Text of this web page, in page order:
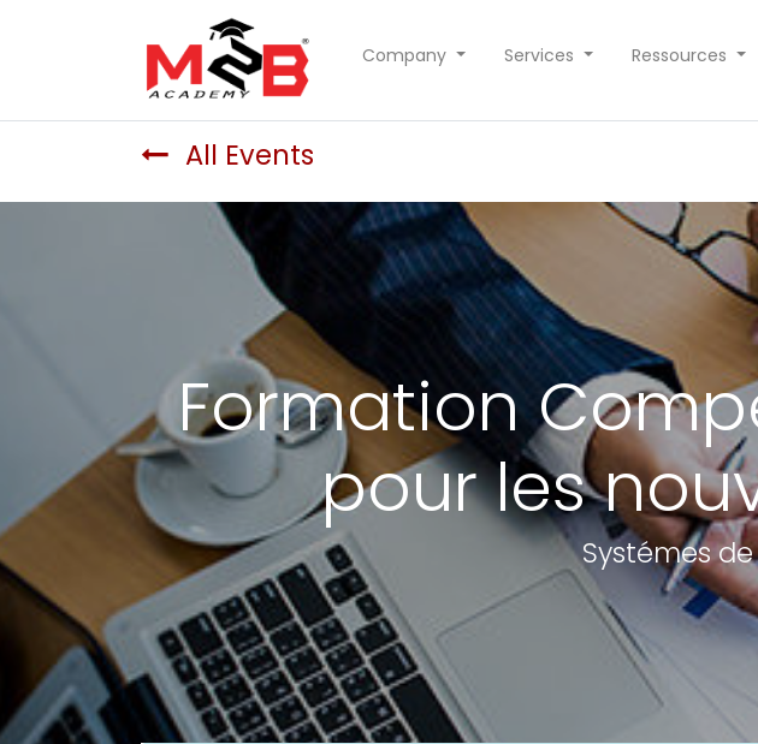
Company Services Ressources
All Events
Formation
pour les
Systémes